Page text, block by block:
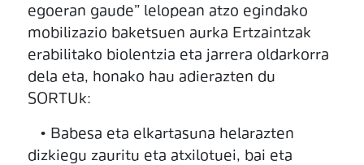
egoeran gaude” lelopean atzo egindako
mobilizazio baketsuen aurka Ertzaintzak
erabilitako biolentzia eta jarrera oldarkorra
dela eta, honako hau adierazten du
SORTUk:
• Babesa eta elkartasuna helarazten
dizkiegu zauritu eta atxilotuei, bai eta